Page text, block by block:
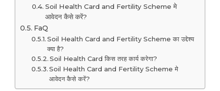
Soil Health Card and Fertility Scheme मे
आवेदन कैसे करें?
FaQ
Soil Health Card and Fertility Scheme का उद्देश्य
क्या है?
Soil Health Card किस तरह कार्य करेगा?
Soil Health Card and Fertility Scheme मे
आवेदन कैसे करें?